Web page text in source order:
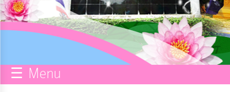
ข่าวสาร
☰ Menu